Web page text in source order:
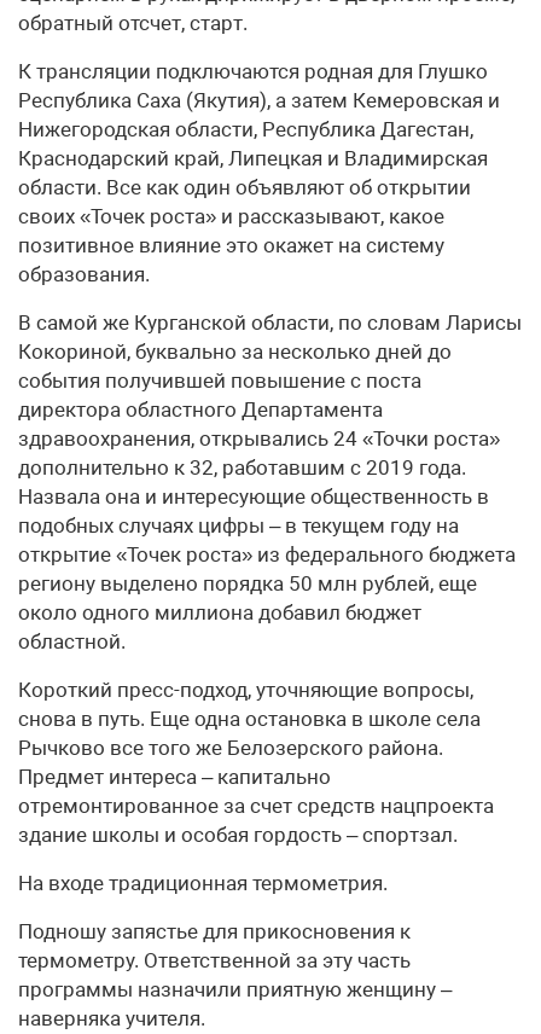
обратный отсчет, старт.
К трансляции подключаются родная для Глушко
Республика Саха (Якутия), а затем Кемеровская и
Нижегородская области, Республика Дагестан,
Краснодарский край, Липецкая и Владимирская
области. Все как один объявляют об открытии
своих «Точек роста» и рассказывают, какое
позитивное влияние это окажет на систему
образования.
В самой же Курганской области, по словам Ларисы
Кокориной, буквально за несколько дней до
события получившей повышение с поста
директора областного Департамента
здравоохранения, открывались 24 «Точки роста»
дополнительно к 32, работавшим с 2019 года.
Назвала она и интересующие общественность в
подобных случаях цифры – в текущем году на
открытие «Точек роста» из федерального бюджета
региону выделено порядка 50 млн рублей, еще
около одного миллиона добавил бюджет
областной.
Короткий пресс-подход, уточняющие вопросы,
снова в путь. Еще одна остановка в школе села
Рычково все того же Белозерского района.
Предмет интереса – капитально
отремонтированное за счет средств нацпроекта
здание школы и особая гордость – спортзал.
На входе традиционная термометрия.
Подношу запястье для прикосновения к
термометру. Ответственной за эту часть
программы назначили приятную женщину –
наверняка учителя.